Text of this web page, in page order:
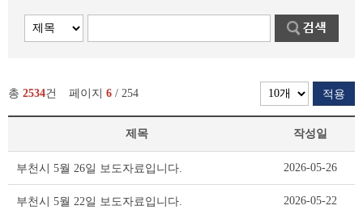
총 2534건 페이지 6 / 254 적용
제목 작성일
부천시 5월 26일 보도자료입니다. 2026-05-26
부천시 5월 22일 보도자료입니다. 2026-05-22